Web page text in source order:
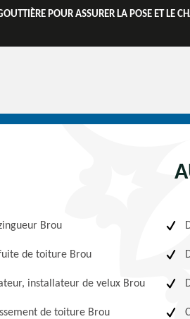
POUR ASSURER LA POSE ET LE
Brou
de toiture Brou
installateur de velux Brou
de toiture Brou